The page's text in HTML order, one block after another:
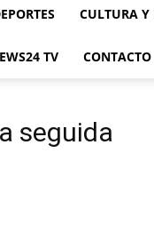
CULTURA Y
TV CONTACTO
seguida